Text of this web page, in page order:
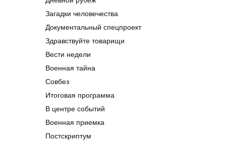
Загадки человечества
Документальный спецпроект
Здравствуйте товарищи
Вести недели
Военная тайна
Совбез
Итоговая программа
В центре событий
Военная приемка
Постскриптум